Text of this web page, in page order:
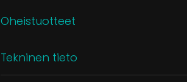
Oheistuotteet
Tekninen tieto